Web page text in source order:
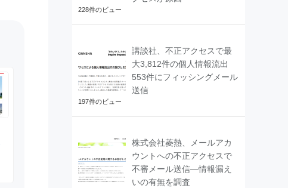
228件のビュー
講談社、不正アクセスで最
大3,812件の個人情報流出
553件にフィッシングメール
送信
197件のビュー
株式会社菱熱、メールアカ
ウントへの不正アクセスで
不審メール送信―情報漏え
いの有無を調査